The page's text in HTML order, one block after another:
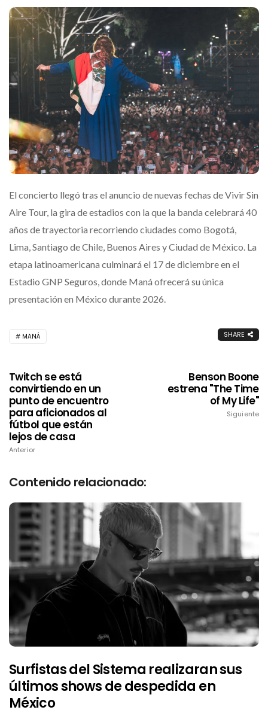
El concierto llegó tras el anuncio de nuevas fechas deVivir Sin
Aire Tour, la gira de estadios con la que la banda celebrará 40
años de trayectoria recorriendo ciudades como Bogotá,
Lima, Santiago de Chile, Buenos Aires y Ciudad de México. La
etapa latinoamericana culminará el 17 de diciembre en el
Estadio GNP Seguros , donde Maná ofrecerá su única
presentación en México durante 2026.
MANÁ SHARE
Twitch se está
convirtiendo en un
punto de encuentro
para aficionados al
fútbol que están
lejos de casa
Anterior
Benson Boone
estrena "The Time
of My Life"
Siguiente
Contenido relacionado:
Surfistas del Sistema realizaran sus
últimos shows de despedida en
México